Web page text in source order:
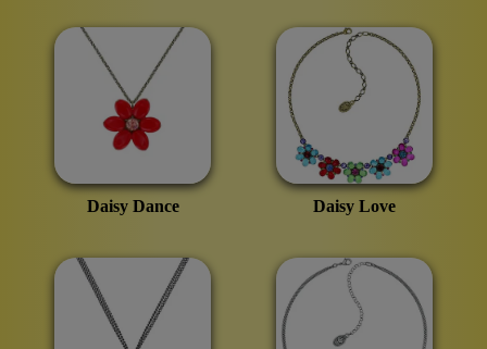
Daisy Dance Daisy Love